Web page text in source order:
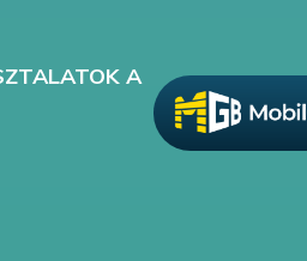
A